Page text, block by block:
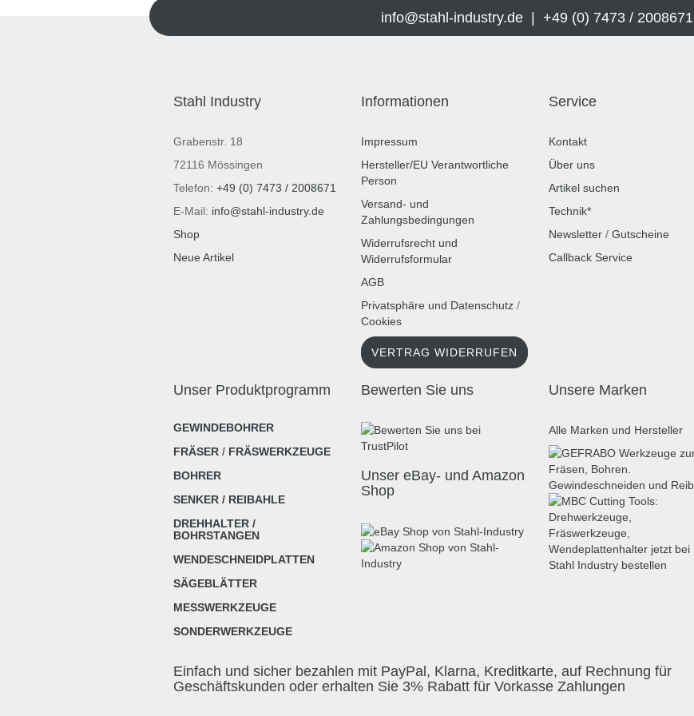
info@stahl-industry.de | +49 (0) 7473 / 2008671
Stahl Industry
Grabenstr. 18
72116 Mössingen
Telefon: +49 (0) 7473 / 2008671
E-Mail: info@stahl-industry.de
Shop
Neue Artikel
Informationen
Impressum
Hersteller/EU Verantwortliche
Person
Versand- und
Zahlungsbedingungen
Widerrufsrecht und
Widerrufsformular
AGB
Privatsphäre und Datenschutz /
Cookies
VERTRAG WIDERRUFEN
Service
Kontakt
Über uns
Artikel suchen
Technik*
Newsletter / Gutscheine
Callback Service
Unser Produktprogramm
GEWINDEBOHRER
FRÄSER / FRÄSWERKZEUGE
BOHRER
SENKER / REIBAHLE
DREHHALTER /
BOHRSTANGEN
WENDESCHNEIDPLATTEN
SÄGEBLÄTTER
MESSWERKZEUGE
SONDERWERKZEUGE
Bewerten Sie uns
Unser eBay- und Amazon
Shop
Unsere Marken
Alle Marken und Hersteller
Einfach und sicher bezahlen mit PayPal, Klarna, Kreditkarte, auf Rechnung für
Geschäftskunden oder erhalten Sie 3% Rabatt für Vorkasse Zahlungen